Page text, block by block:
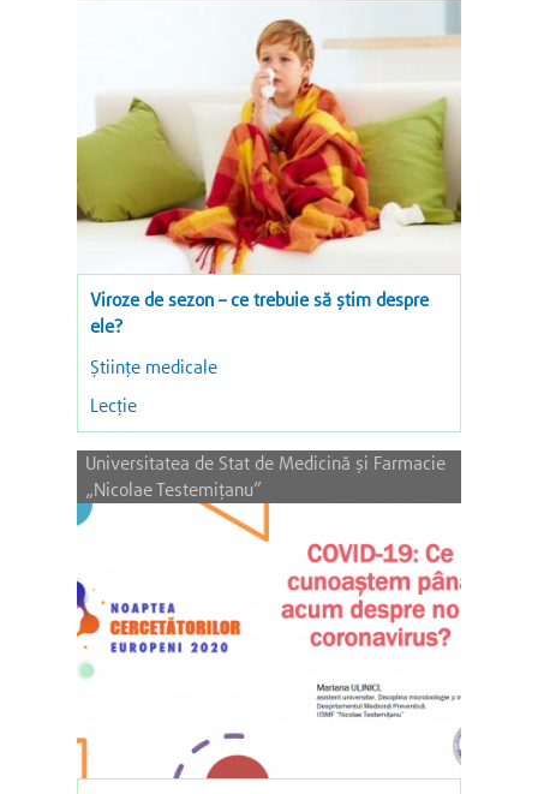
Viroze de sezon – ce trebuie să știm despre
ele?
Științe medicale
Lecție
Universitatea de Stat de Medicină și Farmacie
„Nicolae Testemițanu”